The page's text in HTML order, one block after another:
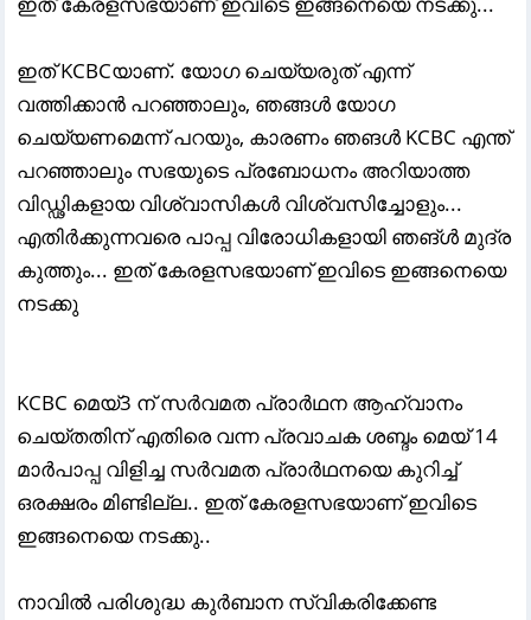
ഇത് KCBCയാണ്. യോഗ ചെയ്യരുത് എന്ന്
വത്തിക്കാൻ പറഞ്ഞാലും, ഞങ്ങൾ യോഗ
ചെയ്യണമെന്ന് പറയും, കാരണം ഞങൾ KCBC എന്ത്
പറഞ്ഞാലും സഭയുടെ പ്രബോധനം അറിയാത്ത
വിഡ്ഢികളായ വിശ്വാസികൾ വിശ്വസിച്ചോളും...
എതിർക്കുന്നവരെ പാപ്പ വിരോധികളായി ഞങ്ൾ മുദ്ര
കുത്തും... ഇത് കേരളസഭയാണ് ഇവിടെ ഇങ്ങനെയെ
നടക്കു
KCBC മെയ്3 ന് സർവമത പ്രാർഥന ആഹ്വാനം
ചെയ്തതിന് എതിരെ വന്ന പ്രവാചക ശബ്ദം മെയ് 14
മാർപാപ്പ വിളിച്ച സർവമത പ്രാർഥനയെ കുറിച്ച്
ഒരക്ഷരം മിണ്ടില്ല.. ഇത് കേരളസഭയാണ് ഇവിടെ
ഇങ്ങനെയെ നടക്കു..
നാവിൽ പരിശുദ്ധ കുർബാന സ്വികരിക്കേണ്ട